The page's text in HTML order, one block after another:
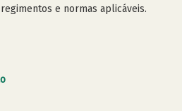
e normas aplicáveis.